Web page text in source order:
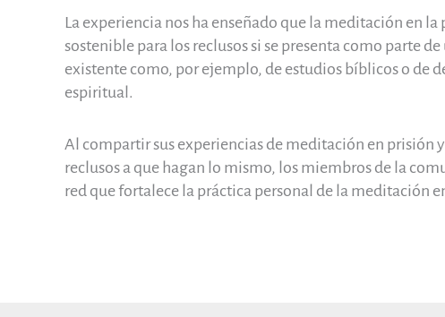
La experiencia nos ha enseñado que la meditación en la
sostenible para los reclusos si se presenta como parte
existente como, por ejemplo, de estudios bíblicos o de
espiritual.
Al compartir sus experiencias de meditación en prisión
reclusos a que hagan lo mismo, los miembros de la
red que fortalece la práctica personal de la meditación